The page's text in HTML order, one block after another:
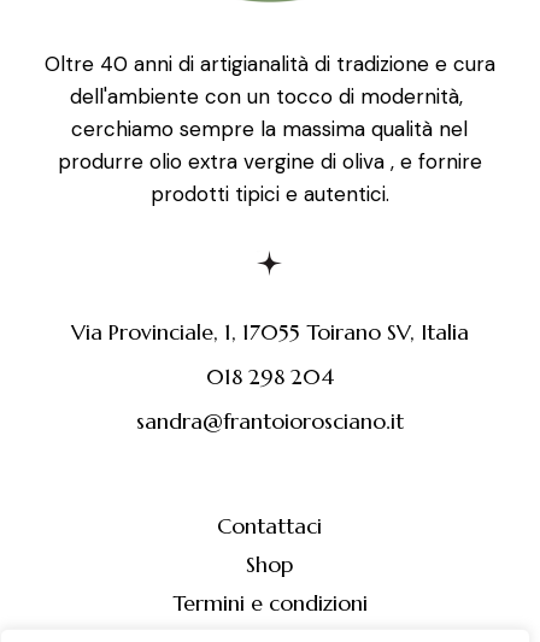
Oltre 40 anni di artigianalità di tradizione e cura
dell'ambiente con un tocco di modernità,
cerchiamo sempre la massima qualità nel
produrre olio extra vergine di oliva , e fornire
prodotti tipici e autentici.
Via Provinciale, 1, 17055 Toirano SV, Italia
018 298 204
sandra@frantoiorosciano.it
Contattaci
Shop
Termini e condizioni